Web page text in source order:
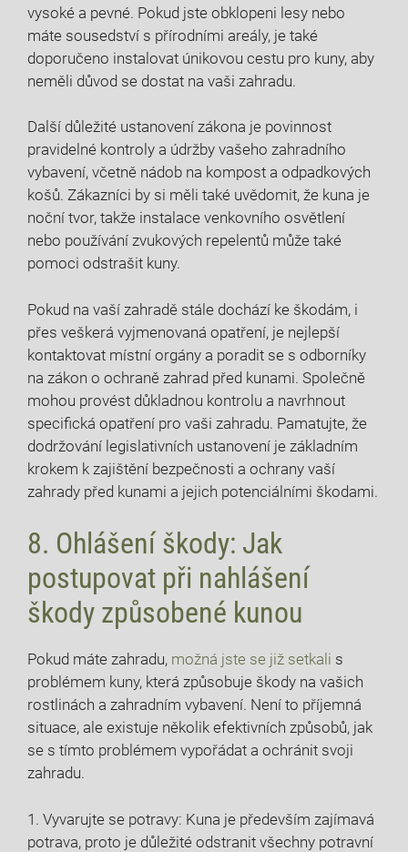
vysoké a pevné. Pokud jste obklopeni lesy nebo
máte sousedství s přírodními areály, je také
doporučeno instalovat únikovou cestu pro kuny, aby
neměli důvod se dostat na vaši zahradu.
Další důležité ustanovení zákona je povinnost
pravidelné kontroly a údržby vašeho zahradního
vybavení, včetně nádob na kompost a odpadkových
košů. Zákazníci by si měli také uvědomit, že kuna je
noční tvor, takže instalace venkovního osvětlení
nebo používání zvukových repelentů může také
pomoci odstrašit kuny.
Pokud na vaší zahradě stále dochází ke škodám, i
přes veškerá vyjmenovaná opatření, je nejlepší
kontaktovat místní orgány a poradit se s odborníky
na zákon o ochraně zahrad před kunami. Společně
mohou provést důkladnou kontrolu a navrhnout
specifická opatření pro vaši zahradu. Pamatujte, že
dodržování legislativních ustanovení je základním
krokem k zajištění bezpečnosti a ochrany vaší
zahrady před kunami a jejich potenciálními škodami.
8. Ohlášení škody: Jak
postupovat při nahlášení
škody způsobené kunou
Pokud máte zahradu, možná jste se již setkali s
problémem kuny, která způsobuje škody na vašich
rostlinách a zahradním vybavení. Není to příjemná
situace, ale existuje několik efektivních způsobů, jak
se s tímto problémem vypořádat a ochránit svoji
zahradu.
1. Vyvarujte se potravy: Kuna je především zajímavá
potrava, proto je důležité odstranit všechny potravní